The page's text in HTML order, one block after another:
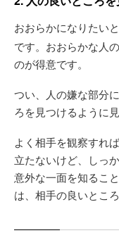
おおらかになりたいと
です。おおらかな人
のが得意です。
つい、人の嫌な部分
ろを見つけるように
よく相手を観察すれ
立たないけど、しっ
意外な一面を知るこ
は、相手の良いとこ